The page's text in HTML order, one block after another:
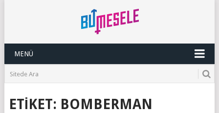
MENÜ
ETIKET: BOMBERMAN